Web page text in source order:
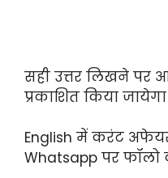
सही उत्तर लिखने पर
प्रकाशित किया
English में करंट
Whatsapp पर फॉलो